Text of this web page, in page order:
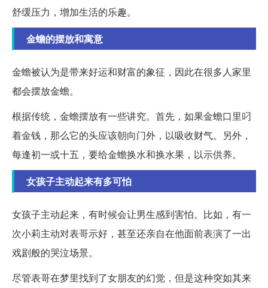
舒缓压力，增加生活的乐趣。
金蟾的摆放和寓意
金蟾被认为是带来好运和财富的象征，因此在很多人家里
都会摆放金蟾。
根据传统，金蟾摆放有一些讲究。首先，如果金蟾口里叼
着金钱，那么它的头应该朝向门外，以吸收财气。另外，
每逢初一或十五，要给金蟾换水和换水果，以示供养。
女孩子主动起来有多可怕
女孩子主动起来，有时候会让男生感到害怕。比如，有一
次小莉主动对表哥示好，甚至还亲自在他面前表演了一出
戏剧般的哭泣场景。
尽管表哥在梦里找到了女朋友的幻觉，但是这种突如其来